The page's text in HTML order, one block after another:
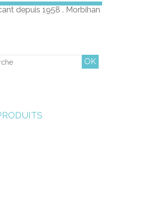
depuis 1958 . Morbihan